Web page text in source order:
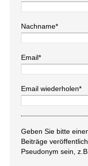
Nachname*
Email*
Email wiederholen*
Geben Sie bitte
Beiträge
Pseudonym sein,